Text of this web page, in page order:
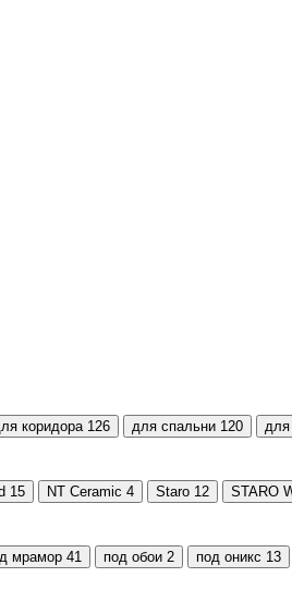
коридора 126 для спальни 120
15 NT Ceramic 4 Staro 12 STARO
мрамор 41 под обои 2 под оникс 13